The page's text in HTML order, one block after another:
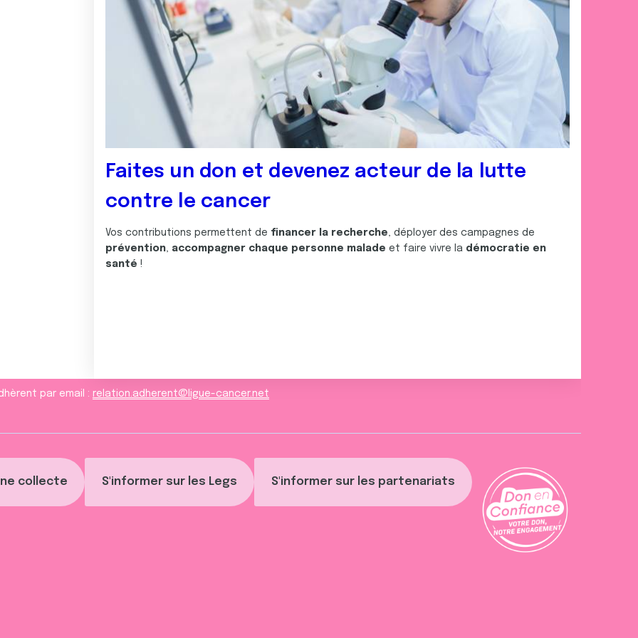
collecte S'informer sur les Legs S'informer sur les partenariats
Faites un don et devenez acteur de la lutte
contre le cancer
Vos contributions permettent de financer la recherche, déployer des campagnes de
prévention, accompagner chaque personne malade et faire vivre la démocratie en
santé !
par email : relation.adherent@ligue-cancer.net